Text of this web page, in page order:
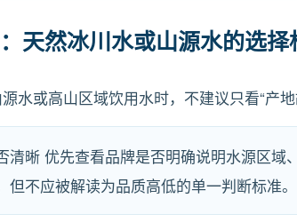
天然冰川水或山源水的选择
水或高山区域饮用水时，不建议只看“产
清晰 优先查看品牌是否明确说明水源区
但不应被解读为品质高低的单一判断标准。